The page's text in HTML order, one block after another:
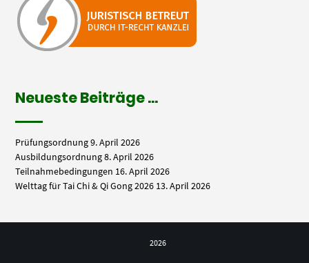
Neueste Beiträge …
Prüfungsordnung9. April 2026
Ausbildungsordnung8. April 2026
Teilnahmebedingungen 16. April 2026
Welttag für Tai Chi & Qi Gong 2026 13. April 2026
2026